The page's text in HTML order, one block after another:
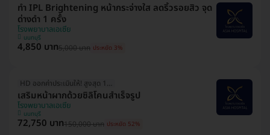
ทำ IPL Brightening หน้ากระจ่างใส ลดริ้วรอยสิว จุด
ด่างดำ 1 ครั้ง
โรงพยาบาลเอเซีย
นนทบุรี
4,850 บาท5,000 บาท ประหยัด 3%
HD ออกค่าประเมินให้! สูงสุด 1500 บ.
เสริมหน้าผากด้วยซิลิโคนสำเร็จรูป
โรงพยาบาลเอเซีย
นนทบุรี
72,750 บาท150,000 บาท ประหยัด 52%